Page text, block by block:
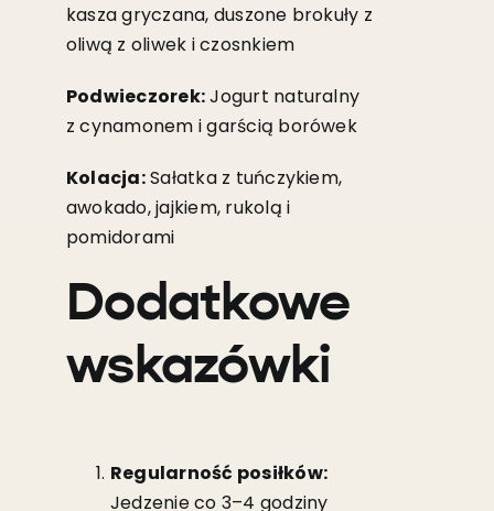
kasza gryczana, duszone brokuły z
oliwą z oliwek i czosnkiem
Podwieczorek:Jogurt naturalny
z cynamonem i garścią borówek
Kolacja:Sałatka z tuńczykiem,
awokado, jajkiem, rukolą i
pomidorami
Dodatkowe
wskazówki
Regularność posiłków:
Jedzenie co 3–4 godziny